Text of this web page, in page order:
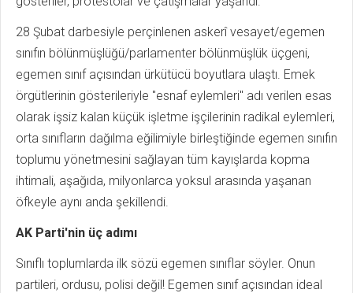
28 Şubat darbesiyle perçinlenen askerî vesayet/egemen
sınıfın bölünmüşlüğü/parlamenter bölünmüşlük üçgeni,
egemen sınıf açısından ürkütücü boyutlara ulaştı. Emek
örgütlerinin gösterileriyle "esnaf eylemleri" adı verilen esas
olarak işsiz kalan küçük işletme işçilerinin radikal eylemleri,
orta sınıfların dağılma eğilimiyle birleştiğinde egemen sınıfın
toplumu yönetmesini sağlayan tüm kayışlarda kopma
ihtimali, aşağıda, milyonlarca yoksul arasında yaşanan
öfkeyle aynı anda şekillendi.
AK Parti'nin üç adımı
Sınıflı toplumlarda ilk sözü egemen sınıflar söyler. Onun
partileri, ordusu, polisi değil! Egemen sınıf açısından ideal